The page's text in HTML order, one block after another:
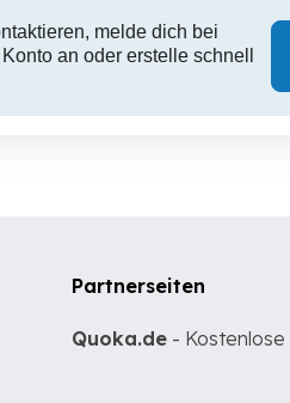
melde dich bei
an oder erstelle schnell
Partnerseiten
Quoka.de - Kostenlose